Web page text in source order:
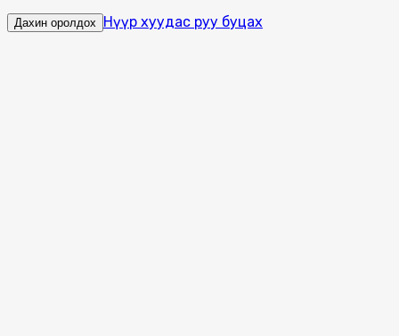
Дахин оролдох Нүүр хуудас руу буцах